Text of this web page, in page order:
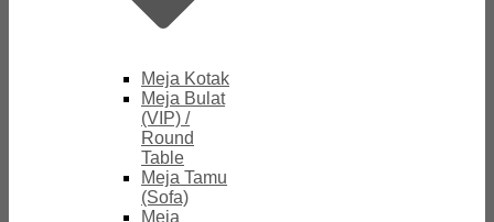
Meja Kotak
Meja Bulat
(VIP) /
Round
Table
Meja Tamu
(Sofa)
Meja